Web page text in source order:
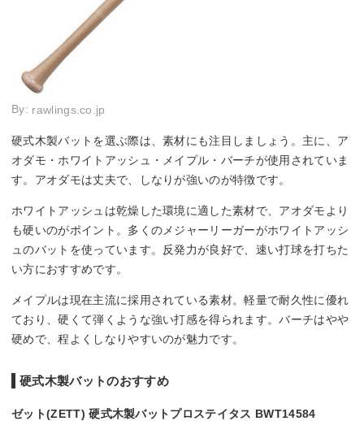
By: rawlings.co.jp
硬式木製バットを選ぶ際は、素材にも注目しましょう。主に、ア
オダモ・ホワイトアッシュ・メイプル・バーチが使用されていま
す。アオダモは丈夫で、しなりが強いのが特徴です。
ホワイトアッシュは乾燥した環境に適した素材で、アオダモより
も硬いのがポイント。多くのメジャーリーガーがホワイトアッシ
ュのバットを使っています。反発力が良好で、速い打球を打ちた
い方におすすめです。
メイプルは現在主流に採用されている素材。軽量で耐久性に優れ
ており、硬くて弾くような強い打感を得られます。バーチはやや
硬めで、程よくしなりやすいのが魅力です。
硬式木製バットのおすすめ
ゼット(ZETT) 硬式木製バットプロステイタス BWT14584